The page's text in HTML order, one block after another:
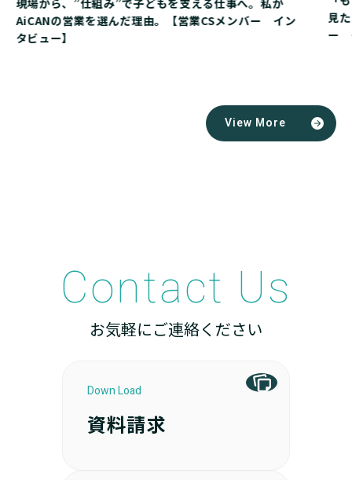
AiCANの営業を選んだ理由。【営業CSメンバー イン
タビュー】
見
ー
View More
Contact Us
お気軽にご連絡ください
Down Load
資料請求